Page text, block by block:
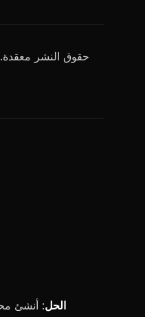
حقوق النشر معقدة.
الحل: أنشئ